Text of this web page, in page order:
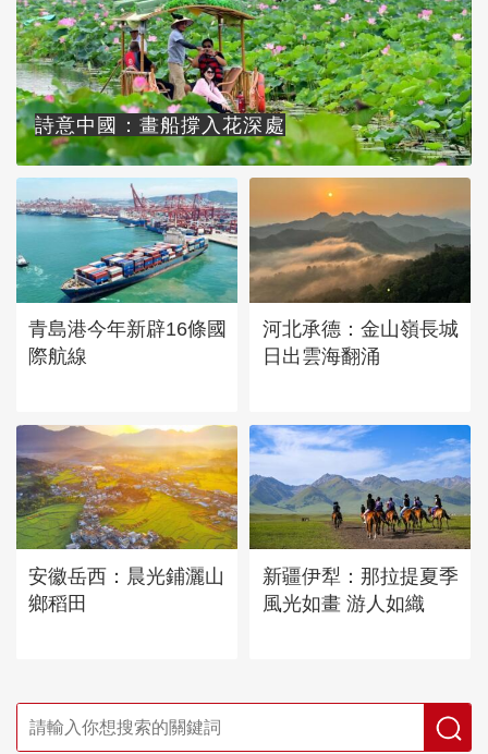
詩意中國：畫船撐入花深處
青島港今年新辟16條國
際航線
河北承德：金山嶺長城
日出雲海翻涌
安徽岳西：晨光鋪灑山
鄉稻田
新疆伊犁：那拉提夏季
風光如畫 游人如織